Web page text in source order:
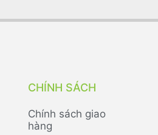
CHÍNH SÁCH
Chính sách giao
hàng